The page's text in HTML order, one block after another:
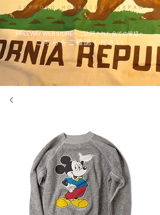
ＳＡＰＰＯＲＯ ＨＯＫＫＡＩＤＯ ，ＪＡＰＡＮ
FREEWAY WEB STOREへご訪問された全ての皆様へ
こちらをご確認ください